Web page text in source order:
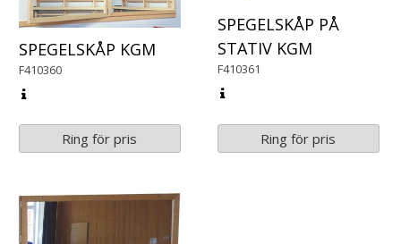
SPEGELSKÅP KGM
F410360
Ring för pris
SPEGELSKÅP PÅ
STATIV KGM
F410361
Ring för pris